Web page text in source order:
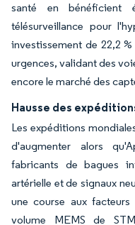
santé en bénéficient
télésurveillance pour
investissement de 22,2
urgences, validant des
encore le marché des
Hausse des
Les expéditions
d'augmenter alors
fabricants de bagues
artérielle et de signaux
une course aux
volume MEMS de